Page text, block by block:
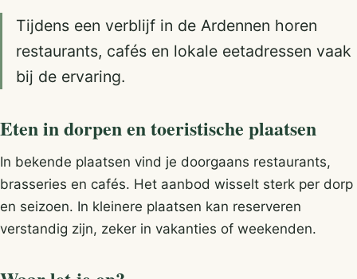
Tijdens een verblijf in de Ardennen horen
restaurants, cafés en lokale eetadressen vaak
bij de ervaring.
Eten in dorpen en toeristische plaatsen
In bekende plaatsen vind je doorgaans restaurants,
brasseries en cafés. Het aanbod wisselt sterk per dorp
en seizoen. In kleinere plaatsen kan reserveren
verstandig zijn, zeker in vakanties of weekenden.